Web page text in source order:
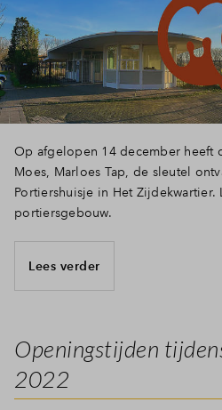
Op afgelopen 14 december heeft
Moes, Marloes Tap, de sleutel
Portiershuisje in Het Zijdekwartier.
portiersgebouw.
Lees verder
Openingstijden
2022